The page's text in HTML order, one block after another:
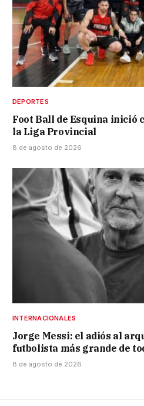
DEPORTES
Foot Ball de Esquina inició
la Liga Provincial
8 de agosto de 2026
INTERNACIONALES
Jorge Messi: el adiós al
futbolista más grande de
8 de agosto de 2026